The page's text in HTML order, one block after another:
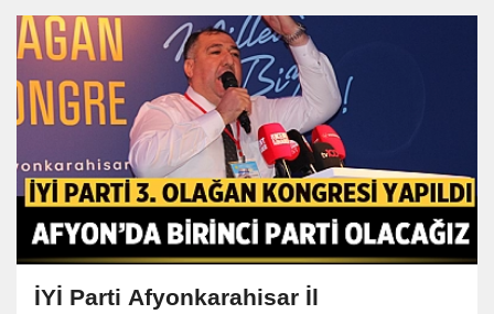
İYİ Parti Afyonkarahisar İl